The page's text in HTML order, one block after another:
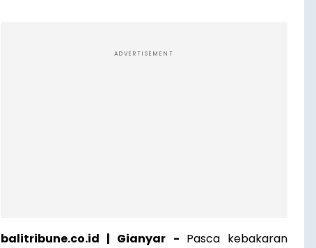
ADVERTISEMENT
balitribune.co.id | Gianyar - Pasca kebakaran